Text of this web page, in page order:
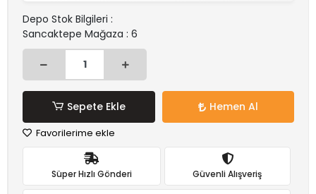
Depo Stok Bilgileri :
Sancaktepe Mağaza : 6
Sepete Ekle Hemen Al
Favorilerime ekle
Süper Hızlı Gönderi Güvenli Alışveriş